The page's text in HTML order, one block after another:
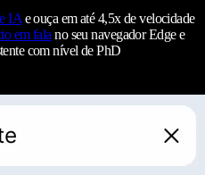
IA e ouça em até 4,5x de velocidade
em fala no seu navegador Edge e
com nível de PhD